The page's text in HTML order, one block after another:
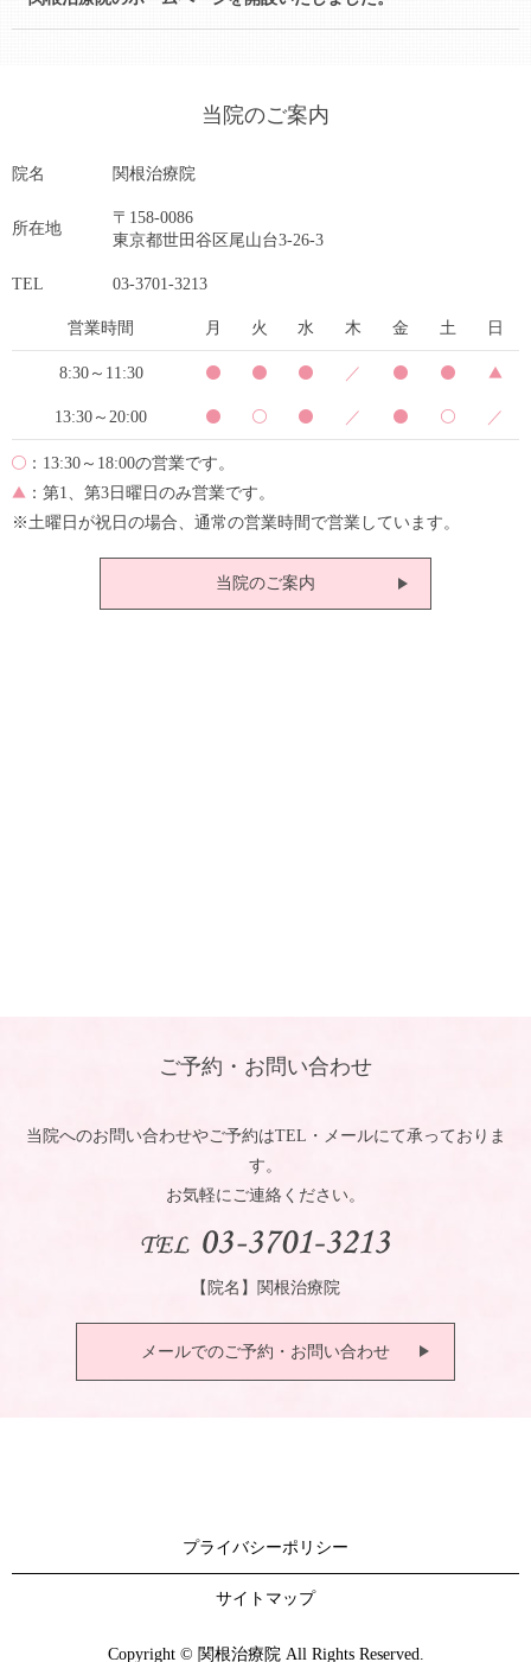
当院のご案内
院名 関根治療院
所在地
〒158-0086
東京都世田谷区尾山台3-26-3
TEL 03-3701-3213
営業時間 月 火 水 木 金 土 日
8:30～11:30 ／
13:30～20:00 ／ ／
：13:30～18:00の営業です。
：第1、第3日曜日のみ営業です。
※土曜日が祝日の場合、通常の営業時間で営業しています。
当院のご案内
ご予約・お問い合わせ
当院へのお問い合わせやご予約はTEL・メールにて承っておりま
す。
お気軽にご連絡ください。
【院名】関根治療院
メールでのご予約・お問い合わせ
プライバシーポリシー
サイトマップ
Copyright © 関根治療院 All Rights Reserved.